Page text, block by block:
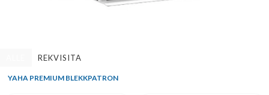
REKVISITA
YAHA PREMIUM BLEKKPATRON